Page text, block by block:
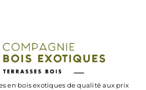
en bois exotiques de qualité aux prix